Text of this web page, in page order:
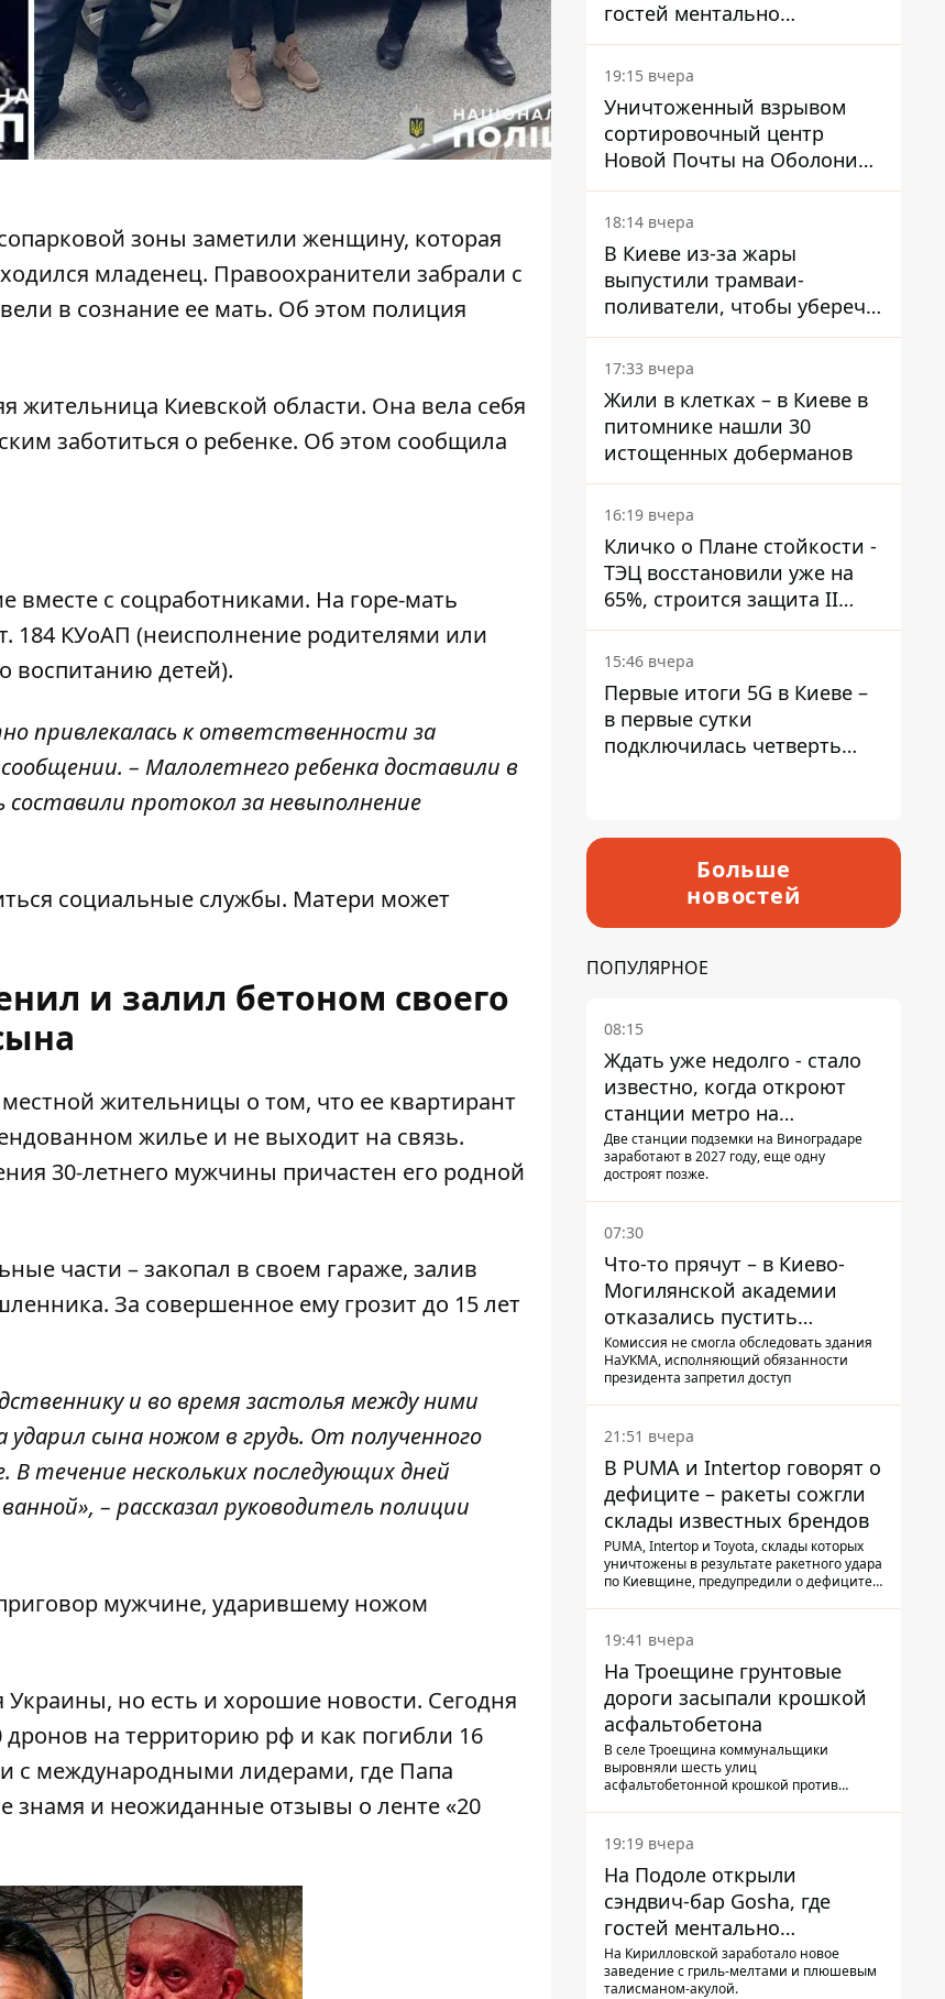
зоны заметили женщину, которая
младенец. Правоохранители забрали с
в сознание ее мать. Об этом полиция
жительница Киевской области. Она вела себя
заботиться о ребенке. Об этом сообщила
с соцработниками. На горе-мать
184 КУоАП (неисполнение родителями или
воспитанию детей).
привлекалась к ответственности за
– Малолетнего ребенка доставили в
составили протокол за невыполнение
социальные службы. Матери может
и залил бетоном своего
жительницы о том, что ее квартирант
жилье и не выходит на связь.
30-летнего мужчины причастен его родной
части – закопал в своем гараже, залив
За совершенное ему грозит до 15 лет
и во время застолья между ними
сына ножом в грудь. От полученного
течение нескольких последующих дней
– рассказал руководитель полиции
мужчине, ударившему ножом
но есть и хорошие новости. Сегодня
дронов на территорию рф и как погибли 16
с международными лидерами, где Папа
знамя и неожиданные отзывы о ленте «20
гостей ментально
разгружает акула
19:15 вчера
Уничтоженный взрывом
сортировочный центр
Новой Почты на Оболони
заработал – выдают
посылки
18:14 вчера
В Киеве из-за жары
выпустили трамваи-
поливатели, чтобы уберечь
рельсы от деформации
17:33 вчера
Жили в клетках – в Киеве в
питомнике нашли 30
истощенных доберманов
16:19 вчера
Кличко о Плане стойкости -
ТЭЦ восстановили уже на
65%, строится защита II
уровня
15:46 вчера
Первые итоги 5G в Киеве –
в первые сутки
подключилась четверть
Больше
новостей
ПОПУЛЯРНОЕ
08:15
Ждать уже недолго - стало
известно, когда откроют
станции метро на
Виноградаре
Две станции подземки на Виноградаре
заработают в 2027 году, еще одну
достроят позже.
07:30
Что-то прячут – в Киево-
Могилянской академии
отказались пустить
комиссию по охране
памятников на территорию
Комиссия не смогла обследовать здания
НаУКМА, исполняющий обязанности
президента запретил доступ
21:51 вчера
В PUMA и Intertop говорят о
дефиците – ракеты сожгли
склады известных брендов
PUMA, Intertop и Toyota, склады которых
уничтожены в результате ракетного удара
по Киевщине, предупредили о дефиците
19:41 вчера
На Троещине грунтовые
дороги засыпали крошкой
асфальтобетона
В селе Троещина коммунальщики
выровняли шесть улиц
асфальтобетонной крошкой против
19:19 вчера
На Подоле открыли
сэндвич-бар Gosha, где
гостей ментально
разгружает акула
На Кирилловской заработало новое
заведение с гриль-мелтами и плюшевым
талисманом-акулой.